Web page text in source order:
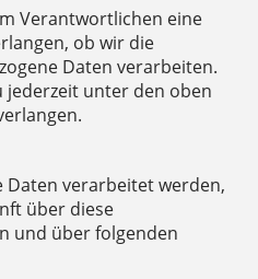
Verantwortlichen eine
ob wir die
Daten verarbeiten.
jederzeit unter den oben
Daten verarbeitet werden,
über diese
und über folgenden